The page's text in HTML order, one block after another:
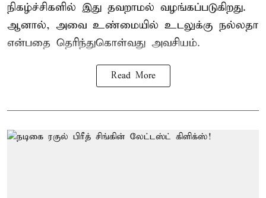
நிகழ்ச்சிகளில் இது தவறாமல் வழங்கப்படுகிறது.
ஆனால், அவை உண்மையில் உடலுக்கு நல்லதா
என்பதை தெரிந்துகொள்வது அவசியம்.
Read More